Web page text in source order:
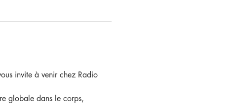
invite à venir chez Radio
globale dans le corps,